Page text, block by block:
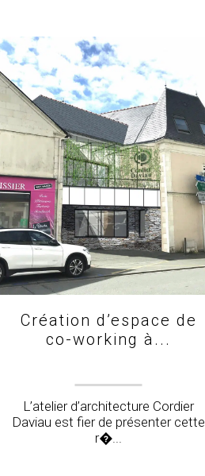
Création d’espace de
co-working à...
L’atelier d’architecture Cordier
Daviau est fier de présenter cette
r�...